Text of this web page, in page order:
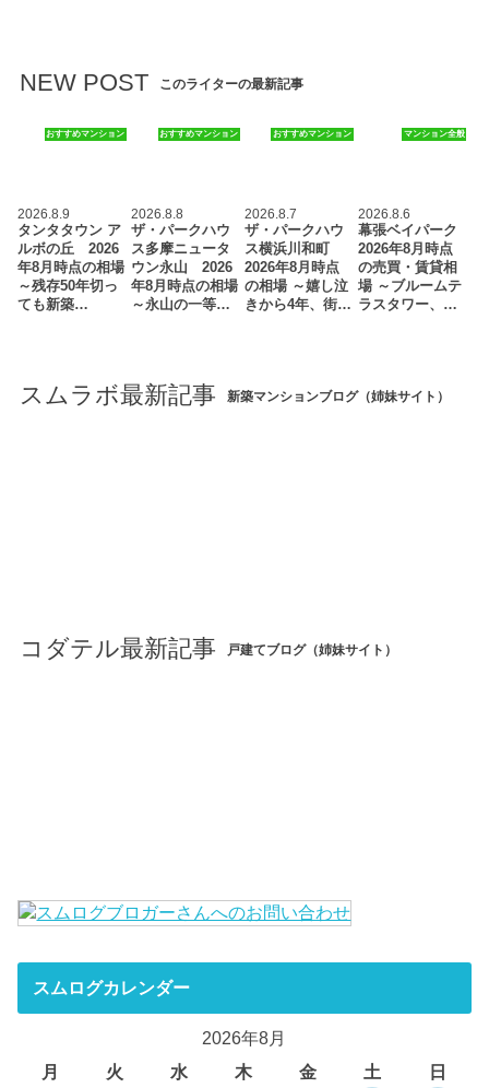
NEW POST このライターの最新記事
おすすめマンション
2026.8.9
タンタタウン ア
ルボの丘 2026
年8月時点の相場
～残存50年切っ
ても新築…
おすすめマンション
2026.8.8
ザ・パークハウ
ス多摩ニュータ
ウン永山 2026
年8月時点の相場
～永山の一等…
おすすめマンション
2026.8.7
ザ・パークハウ
ス横浜川和町
2026年8月時点
の相場 ～嬉し泣
きから4年、街…
マンション全般
2026.8.6
幕張ベイパーク
2026年8月時点
の売買・賃貸相
場 ～ブルームテ
ラスタワー、…
スムラボ最新記事 新築マンションブログ（姉妹サイト）
コダテル最新記事 戸建てブログ（姉妹サイト）
スムログカレンダー
2026年8月
月
火 水 木 金 土
日